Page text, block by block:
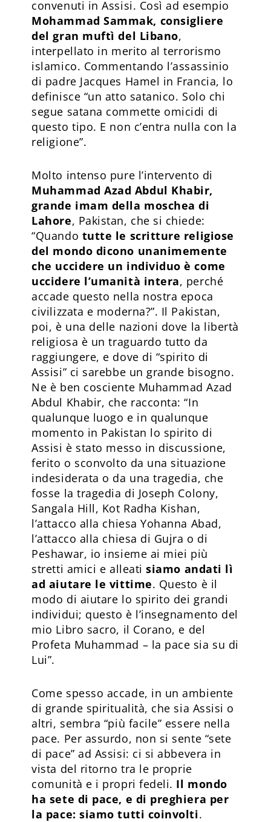
convenuti in Assisi. Così ad esempio
Mohammad Sammak, consigliere
del gran muftì del Libano,
interpellato in merito al terrorismo
islamico. Commentando l’assassinio
di padre Jacques Hamel in Francia, lo
definisce “un atto satanico. Solo chi
segue satana commette omicidi di
questo tipo. E non c’entra nulla con la
religione”.
Molto intenso pure l’intervento di
Muhammad Azad Abdul Khabir,
grande imam della moschea di
Lahore, Pakistan, che si chiede:
“Quando tutte le scritture religiose
del mondo dicono unanimemente
che uccidere un individuo è come
uccidere l’umanità intera, perché
accade questo nella nostra epoca
civilizzata e moderna?”. Il Pakistan,
poi, è una delle nazioni dove la libertà
religiosa è un traguardo tutto da
raggiungere, e dove di “spirito di
Assisi” ci sarebbe un grande bisogno.
Ne è ben cosciente Muhammad Azad
Abdul Khabir, che racconta: “In
qualunque luogo e in qualunque
momento in Pakistan lo spirito di
Assisi è stato messo in discussione,
ferito o sconvolto da una situazione
indesiderata o da una tragedia, che
fosse la tragedia di Joseph Colony,
Sangala Hill, Kot Radha Kishan,
l’attacco alla chiesa Yohanna Abad,
l’attacco alla chiesa di Gujra o di
Peshawar, io insieme ai miei più
stretti amici e alleatisiamo andati lì
ad aiutare le vittime. Questo è il
modo di aiutare lo spirito dei grandi
individui; questo è l’insegnamento del
mio Libro sacro, il Corano, e del
Profeta Muhammad – la pace sia su di
Lui”.
Come spesso accade, in un ambiente
di grande spiritualità, che sia Assisi o
altri, sembra “più facile” essere nella
pace. Per assurdo, non si sente “sete
di pace” ad Assisi: ci si abbevera in
vista del ritorno tra le proprie
comunità e i propri fedeli. Il mondo
ha sete di pace, e di preghiera per
la pace: siamo tutti coinvolti.